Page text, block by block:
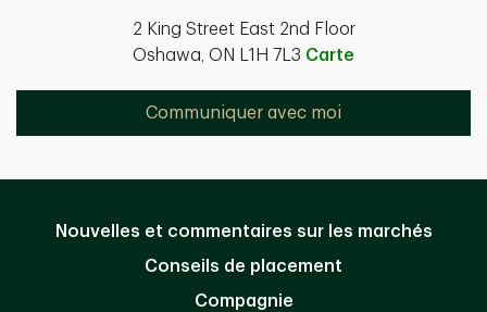
2 King Street East 2nd Floor
Oshawa, ON L1H 7L3 Carte
Communiquer avec moi
Nouvelles et commentaires sur les marchés
Conseils de placement
Compagnie